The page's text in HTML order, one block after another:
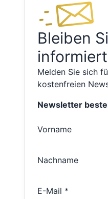
Bleiben
Melden Sie sich
kostenfreien